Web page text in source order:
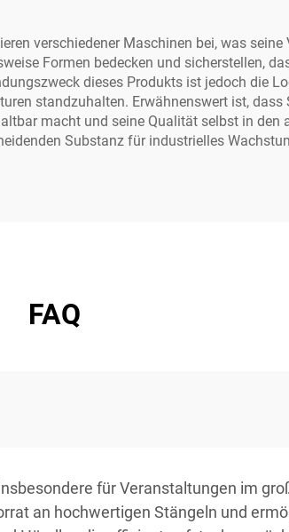
verschiedener Maschinen bei, was
Formen bedecken und sicherstellen,
dieses Produkts ist jedoch die
standzuhalten. Erwähnenswert ist,
macht und seine Qualität selbst in den
Substanz für industrielles
FAQ
für Veranstaltungen im
an hochwertigen Stängeln und